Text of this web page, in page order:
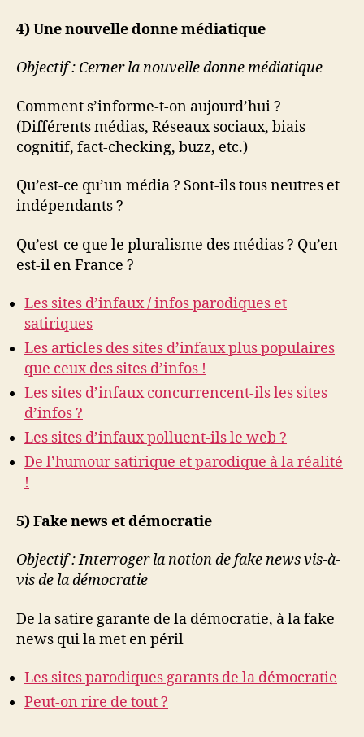
4) Une nouvelle donne médiatique
Objectif : Cerner la nouvelle donne médiatique
Comment s’informe-t-on aujourd’hui ?
(Différents médias, Réseaux sociaux, biais
cognitif, fact-checking, buzz, etc.)
Qu’est-ce qu’un média ? Sont-ils tous neutres et
indépendants ?
Qu’est-ce que le pluralisme des médias ? Qu’en
est-il en France ?
Les sites d’infaux / infos parodiques et
satiriques
Les articles des sites d’infaux plus populaires
que ceux des sites d’infos !
Les sites d’infaux concurrencent-ils les sites
d’infos ?
Les sites d’infaux polluent-ils le web ?
De l’humour satirique et parodique à la réalité
!
5) Fake news et démocratie
Objectif : Interroger la notion de fake news vis-à-
vis de la démocratie
De la satire garante de la démocratie, à la fake
news qui la met en péril
Les sites parodiques garants de la démocratie
Peut-on rire de tout ?